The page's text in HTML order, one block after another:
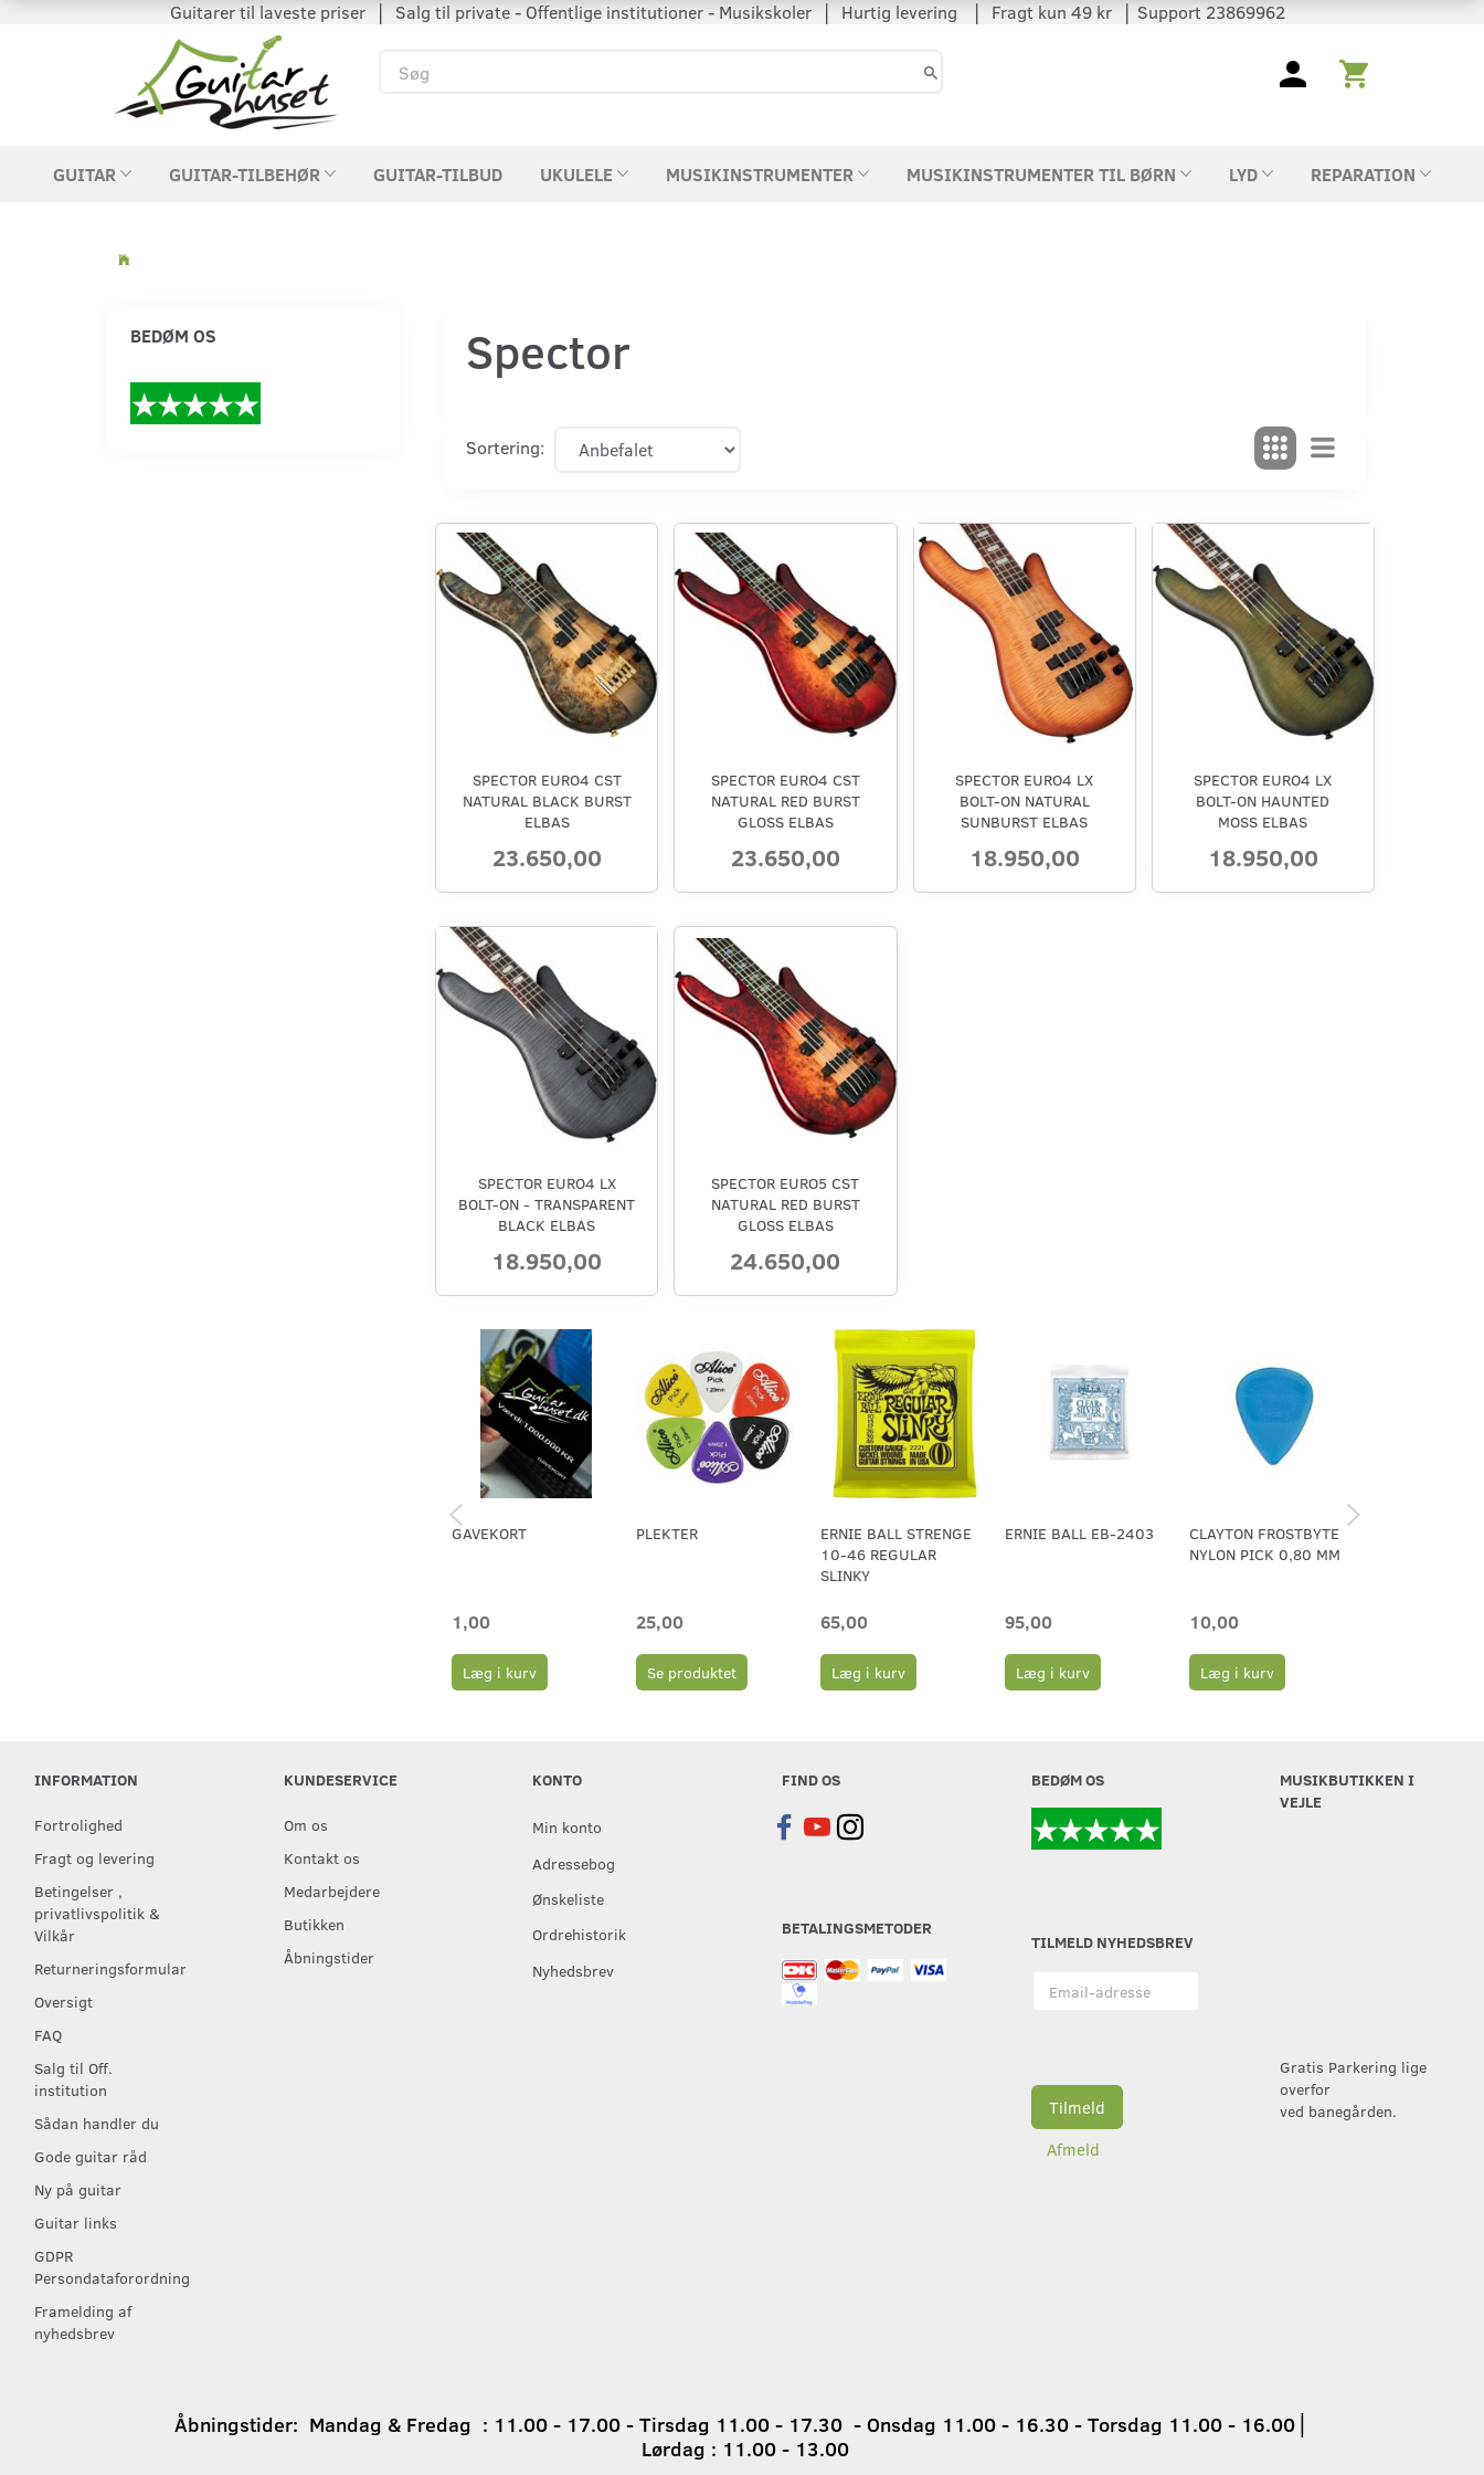
Guitarer til laveste priser │ Salg til private - Offentlige institutioner - Musikskoler │ Hurtig levering │ Fragt kun 49 kr │ Support 23869962
GUITAR GUITAR-TILBEHØR GUITAR-TILBUD UKULELE MUSIKINSTRUMENTER MUSIKINSTRUMENTER TIL BØRN LYD REPARATION
BEDØM OS Spector
Sortering:
SPECTOR EURO4 CST
NATURAL BLACK BURST
ELBAS
23.650,00
SPECTOR EURO4 CST
NATURAL RED BURST
GLOSS ELBAS
23.650,00
SPECTOR EURO4 LX
BOLT-ON NATURAL
SUNBURST ELBAS
18.950,00
SPECTOR EURO4 LX
BOLT-ON HAUNTED
MOSS ELBAS
18.950,00
SPECTOR EURO4 LX
BOLT-ON - TRANSPARENT
BLACK ELBAS
18.950,00
SPECTOR EURO5 CST
NATURAL RED BURST
GLOSS ELBAS
24.650,00
GAVEKORT
1,00
Læg i kurv
PLEKTER
25,00
Se produktet
ERNIE BALL STRENGE
10-46 REGULAR
SLINKY
65,00
Læg i kurv
ERNIE BALL EB-2403
95,00
Læg i kurv
CLAYTON FROSTBYTE
NYLON PICK 0,80 MM
10,00
Læg i kurv
INFORMATION
Fortrolighed
Fragt og levering
Betingelser ,
privatlivspolitik &
Vilkår
Returneringsformular
Oversigt
FAQ
Salg til Off.
institution
Sådan handler du
Gode guitar råd
Ny på guitar
Guitar links
GDPR
Persondataforordning
Framelding af
nyhedsbrev
KUNDESERVICE
Om os
Kontakt os
Medarbejdere
Butikken
Åbningstider
KONTO
Min konto
Adressebog
Ønskeliste
Ordrehistorik
Nyhedsbrev
FIND OS
BETALINGSMETODER
BEDØM OS
TILMELD NYHEDSBREV
adresse
Tilmeld
Afmeld
MUSIKBUTIKKEN I
VEJLE
Gratis Parkering lige
overfor
ved banegården.
Åbningstider: Mandag & Fredag : 11.00 - 17.00 - Tirsdag 11.00 - 17.30 - Onsdag 11.00 - 16.30 - Torsdag 11.00 - 16.00
Lørdag : 11.00 - 13.00